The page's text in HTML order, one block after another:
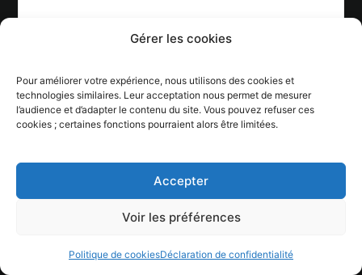
Gérer les cookies
Pour améliorer votre expérience, nous utilisons des cookies et
technologies similaires. Leur acceptation nous permet de mesurer
l’audience et d’adapter le contenu du site. Vous pouvez refuser ces
cookies ; certaines fonctions pourraient alors être limitées.
Accepter
Voir les préférences
Politique de cookiesDéclaration de confidentialité